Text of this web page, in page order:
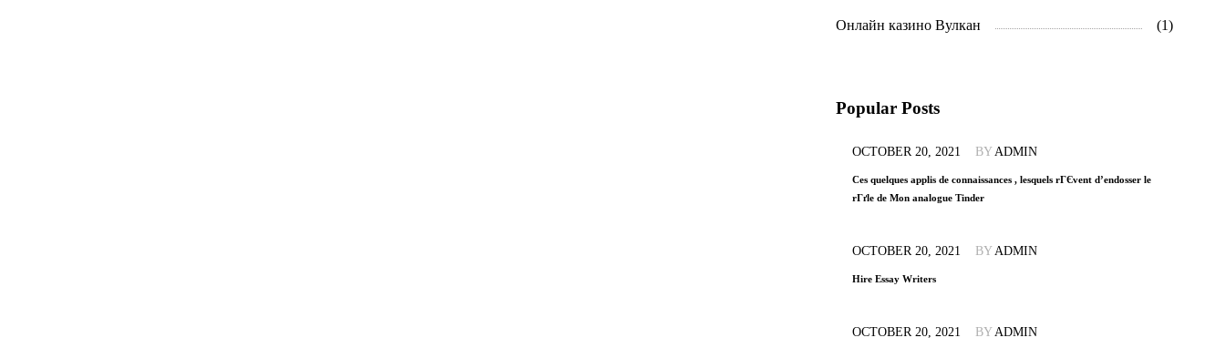
Онлайн казино Вулкан (1)
Popular Posts
OCTOBER 20, 2021 BY ADMIN
Ces quelques applis de connaissances , lesquels rГЄvent d’endosser le
rГґle de Mon analogue Tinder
OCTOBER 20, 2021 BY ADMIN
Hire Essay Writers
OCTOBER 20, 2021 BY ADMIN